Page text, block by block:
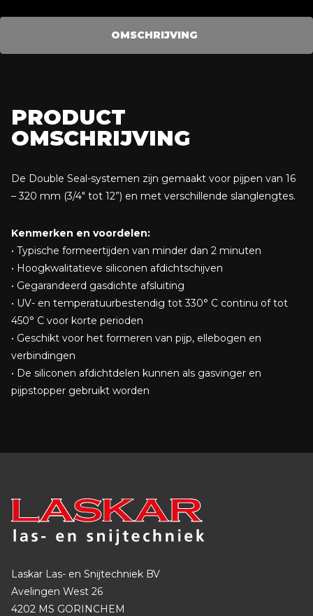
OMSCHRIJVING
PRODUCT
OMSCHRIJVING
De Double Seal-systemen zijn gemaakt voor pijpen van 16
– 320 mm (3/4″ tot 12”) en met verschillende slanglengtes.
Kenmerken en voordelen:
• Typische formeertijden van minder dan 2 minuten
• Hoogkwalitatieve siliconen afdichtschijven
• Gegarandeerd gasdichte afsluiting
• UV- en temperatuurbestendig tot 330° C continu of tot
450° C voor korte perioden
• Geschikt voor het formeren van pijp, ellebogen en
verbindingen
• De siliconen afdichtdelen kunnen als gasvinger en
pijpstopper gebruikt worden
Laskar Las- en Snijtechniek BV
Avelingen West 26
4202 MS GORINCHEM